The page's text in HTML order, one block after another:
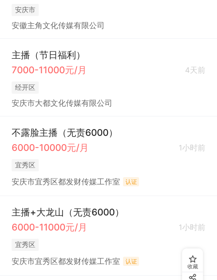
安庆市
安徽主角文化传媒有限公司
主播（节日福利）
7000-11000元/月
4天前
经开区
安庆市大都文化传媒有限公司
不露脸主播（无责6000）
6000-10000元/月
1小时前
宜秀区
安庆市宜秀区都发财传媒工作室 认证
主播+大龙山（无责6000）
6000-11000元/月
1小时前
宜秀区
安庆市宜秀区都发财传媒工作室 认证
收藏